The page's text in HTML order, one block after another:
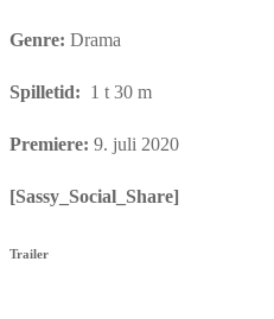
Genre: Drama
Spilletid: 1 t 30 m
Premiere: 9. juli 2020
[Sassy_Social_Share]
Trailer